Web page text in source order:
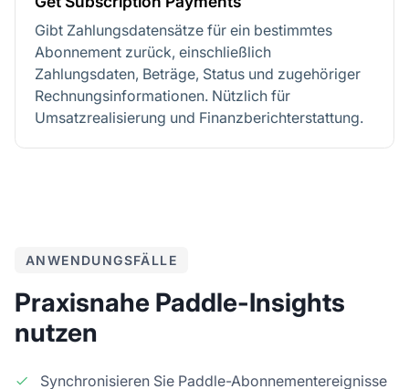
Gibt Zahlungsdatensätze für ein bestimmtes
Abonnement zurück, einschließlich
Zahlungsdaten, Beträge, Status und zugehöriger
Rechnungsinformationen. Nützlich für
Umsatzrealisierung und Finanzberichterstattung.
ANWENDUNGSFÄLLE
Praxisnahe Paddle-Insights
nutzen
Synchronisieren Sie Paddle-Abonnementereignisse